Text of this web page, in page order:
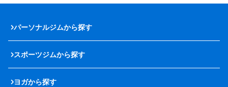
パーソナルジムから探す
スポーツジムから探す
ヨガから探す